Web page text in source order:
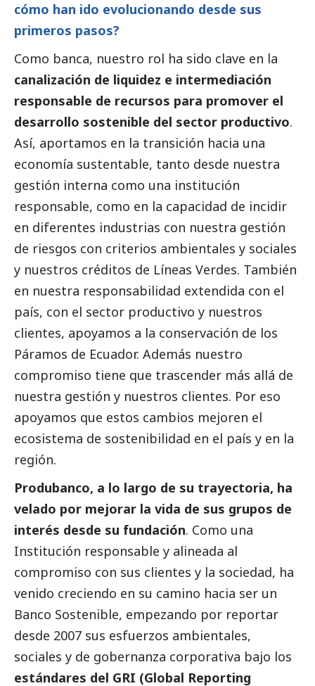
cómo han ido evolucionando desde sus
primeros pasos?
Como banca, nuestro rol ha sido clave en la
canalización de liquidez e intermediación
responsable de recursos para promover el
desarrollo sostenible del sector productivo.
Así, aportamos en la transición hacia una
economía sustentable, tanto desde nuestra
gestión interna como una institución
responsable, como en la capacidad de incidir
en diferentes industrias con nuestra gestión
de riesgos con criterios ambientales y sociales
y nuestros créditos de Líneas Verdes. También
en nuestra responsabilidad extendida con el
país, con el sector productivo y nuestros
clientes, apoyamos a la conservación de los
Páramos de Ecuador. Además nuestro
compromiso tiene que trascender más allá de
nuestra gestión y nuestros clientes. Por eso
apoyamos que estos cambios mejoren el
ecosistema de sostenibilidad en el país y en la
región.
Produbanco, a lo largo de su trayectoria, ha
velado por mejorar la vida de sus grupos de
interés desde su fundación. Como una
Institución responsable y alineada al
compromiso con sus clientes y la sociedad, ha
venido creciendo en su camino hacia ser un
Banco Sostenible, empezando por reportar
desde 2007 sus esfuerzos ambientales,
sociales y de gobernanza corporativa bajo los
estándares del GRI (Global Reporting